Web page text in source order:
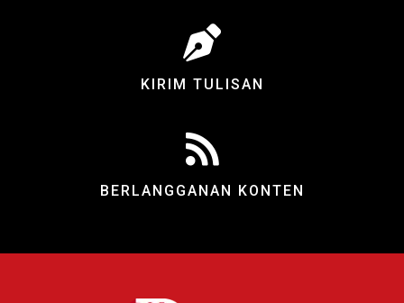
KIRIM TULISAN
BERLANGGANAN KONTEN